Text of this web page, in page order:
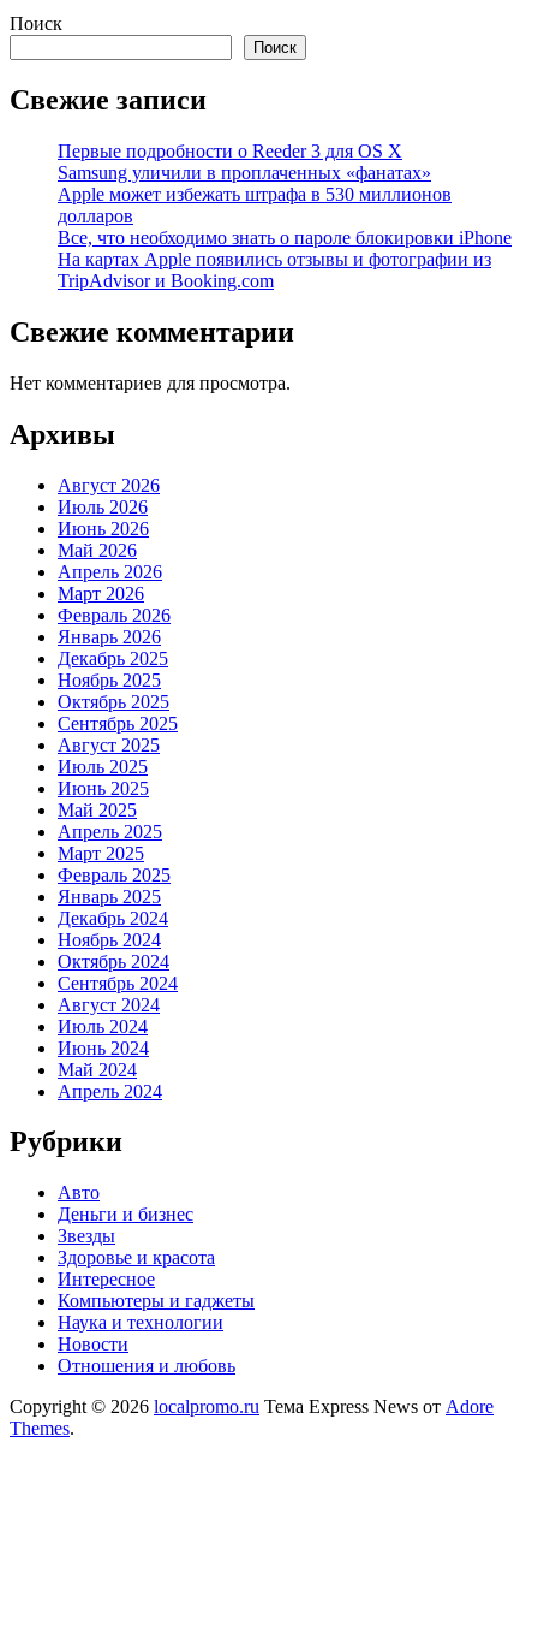
Поиск
Поиск
Свежие записи
Первые подробности о Reeder 3 для OS X
Samsung уличили в проплаченных «фанатах»
Apple может избежать штрафа в 530 миллионов
долларов
Все, что необходимо знать о пароле блокировки iPhone
На картах Apple появились отзывы и фотографии из
TripAdvisor и Booking.com
Свежие комментарии
Нет комментариев для просмотра.
Архивы
Август 2026
Июль 2026
Июнь 2026
Май 2026
Апрель 2026
Март 2026
Февраль 2026
Январь 2026
Декабрь 2025
Ноябрь 2025
Октябрь 2025
Сентябрь 2025
Август 2025
Июль 2025
Июнь 2025
Май 2025
Апрель 2025
Март 2025
Февраль 2025
Январь 2025
Декабрь 2024
Ноябрь 2024
Октябрь 2024
Сентябрь 2024
Август 2024
Июль 2024
Июнь 2024
Май 2024
Апрель 2024
Рубрики
Авто
Деньги и бизнес
Звезды
Здоровье и красота
Интересное
Компьютеры и гаджеты
Наука и технологии
Новости
Отношения и любовь
Copyright © 2026 localpromo.ru Тема Express News от Adore
Themes.